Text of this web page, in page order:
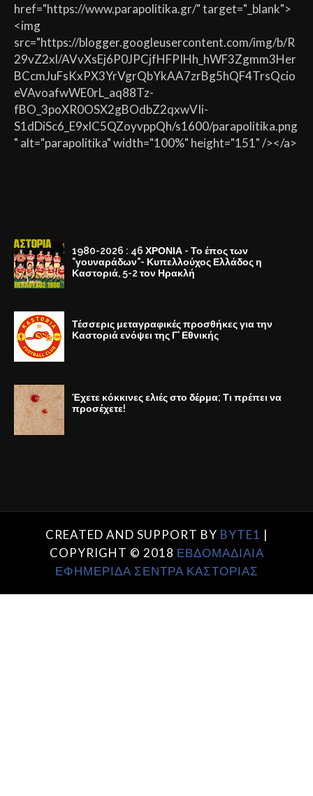
href="https://www.parapolitika.gr/" target="_blank">
<img
src="https://blogger.googleusercontent.com/img/b/R
29vZ2xl/AVvXsEj6P0JPCjfHFPIHh_hWF3Zgmm3Her
BCcmJuFsKxPX3YrVgrQbYkAA7zrBg5hQF4TrsQcio
eVAvoafwWE0rL_aq88Tz-
fBO_3poXR0OSX2gBOdbZ2qxwVIi-
S1dDiSc6_E9xlC5QZoyvppQh/s1600/parapolitika.png
" alt="parapolitika" width="100%" height="151" /></a>
1980-2026 : 46 ΧΡΟΝΙΑ - Το έπος των
"γουναράδων"- Κυπελλούχος Ελλάδος η
Καστοριά, 5-2 τον Ηρακλή
Τέσσερις μεταγραφικές προσθήκες για την
Καστοριά ενόψει της Γ' Εθνικής
Έχετε κόκκινες ελιές στο δέρμα; Τι πρέπει να
προσέχετε!
CREATED AND SUPPORT BY BYTE1 |
COPYRIGHT © 2018 ΕΒΔΟΜΑΔΙΑΙΑ
ΕΦΗΜΕΡΙΔΑ ΣΕΝΤΡΑ ΚΑΣΤΟΡΙΑΣ